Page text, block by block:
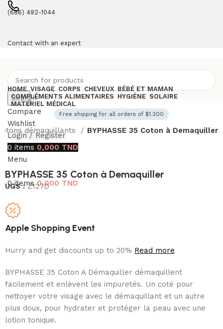
(686) 492-1044
Contact with an expert
Search
Compare
Wishlist
Login / Register
0 items 0,000 TND
Menu
0items 0,000 TND
HOME VISAGE CORPS CHEVEUX BÉBÉ ET MAMAN
COMPLÉMENTS ALIMENTAIRES HYGIÈNE SOLAIRE
MATÉRIEL MÉDICAL
Free shipping for all orders of $1.300
démaquillants BYPHASSE 35 Coton à Demaquiller
BYPHASSE 35 Coton à Demaquiller
UGS :Z127D
Apple Shopping Event
Hurry and get discounts up to 20% Read more
BYPHASSE 35 Coton A Démaquiller démaquillent
facilement et enlèvent les impuretés. Un coté pour
nettoyer votre visage avec le démaquillant et un autre
plus doux, pour hydrater et protéger la peau avec une
lotion tonique.